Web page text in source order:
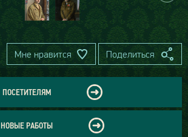
Мне нравится Поделиться
ПОСЕТИТЕЛЯМ
НОВЫЕ РАБОТЫ